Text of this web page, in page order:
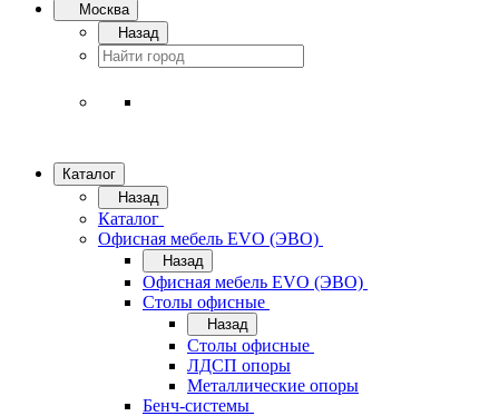
Москва
Назад
Каталог
Назад
Каталог
Офисная мебель EVO (ЭВО)
Назад
Офисная мебель EVO (ЭВО)
Cтолы офисные
Назад
Cтолы офисные
ЛДСП опоры
Металлические опоры
Бенч-системы